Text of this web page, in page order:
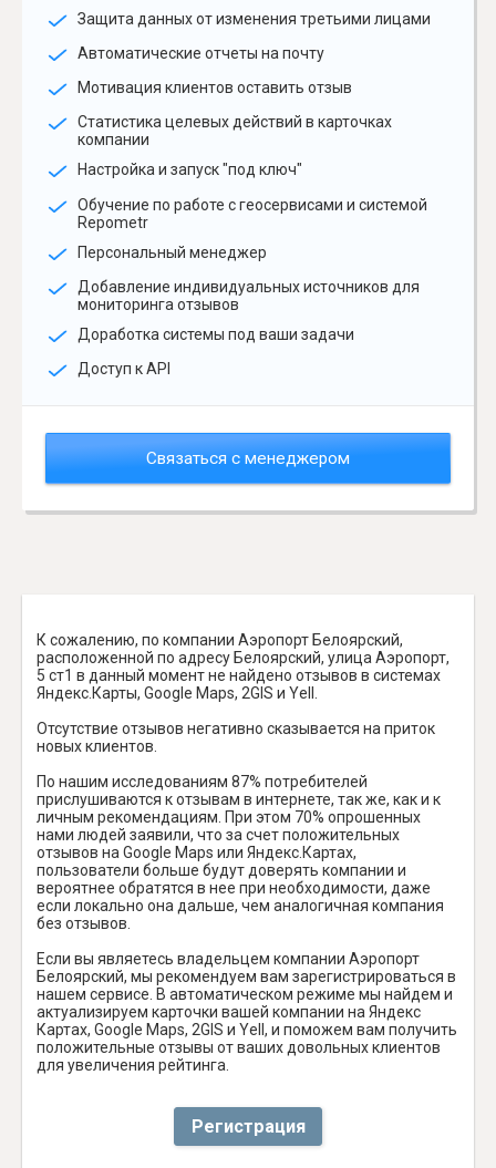
Защита данных от изменения третьими лицами
Автоматические отчеты на почту
Мотивация клиентов оставить отзыв
Статистика целевых действий в карточках
компании
Настройка и запуск "под ключ"
Обучение по работе с геосервисами и системой
Repometr
Персональный менеджер
Добавление индивидуальных источников для
мониторинга отзывов
Доработка системы под ваши задачи
Доступ к API
Связаться с менеджером
К сожалению, по компании Аэропорт Белоярский,
расположенной по адресу Белоярский, улица Аэропорт,
5 ст1 в данный момент не найдено отзывов в системах
Яндекс.Карты, Google Maps, 2GIS и Yell.
Отсутствие отзывов негативно сказывается на приток
новых клиентов.
По нашим исследованиям 87% потребителей
прислушиваются к отзывам в интернете, так же, как и к
личным рекомендациям. При этом 70% опрошенных
нами людей заявили, что за счет положительных
отзывов на Google Maps или Яндекс.Картах,
пользователи больше будут доверять компании и
вероятнее обратятся в нее при необходимости, даже
если локально она дальше, чем аналогичная компания
без отзывов.
Если вы являетесь владельцем компании Аэропорт
Белоярский, мы рекомендуем вам зарегистрироваться в
нашем сервисе. В автоматическом режиме мы найдем и
актуализируем карточки вашей компании на Яндекс
Картах, Google Maps, 2GIS и Yell, и поможем вам получить
положительные отзывы от ваших довольных клиентов
для увеличения рейтинга.
Регистрация